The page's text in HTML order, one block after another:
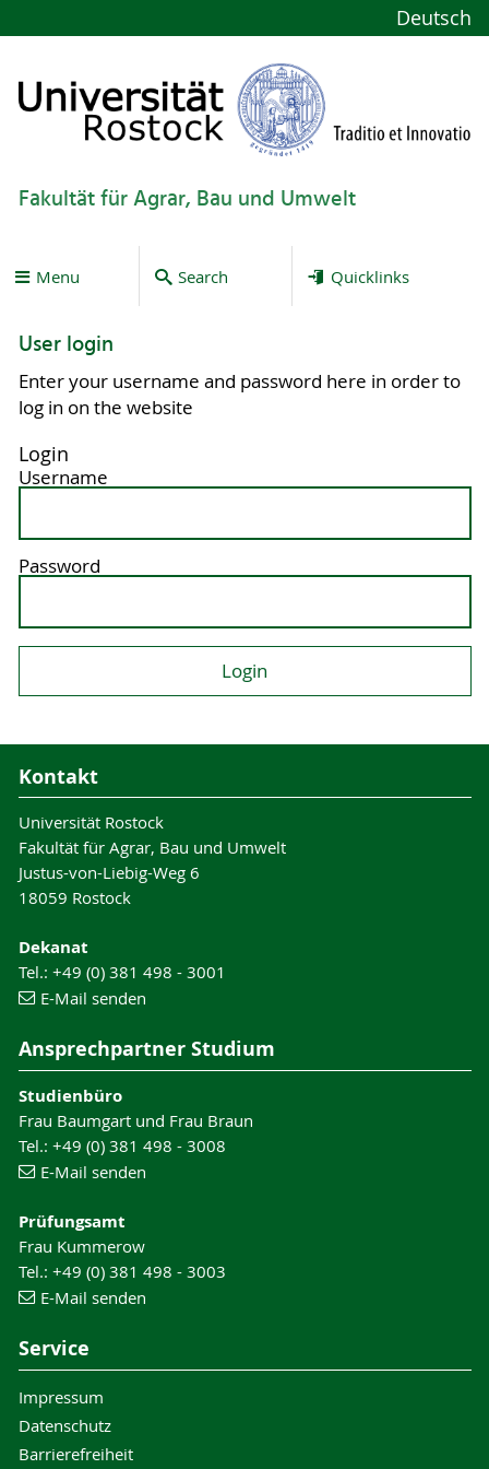
Deutsch
Fakultät für Agrar, Bau und Umwelt
Menu Search Quicklinks
User login
Enter your username and password here in order to
log in on the website
Login
Username
Password
Kontakt
Universität Rostock
Fakultät für Agrar, Bau und Umwelt
Justus-von-Liebig-Weg 6
18059 Rostock
Dekanat
Tel.: +49 (0) 381 498 - 3001
E-Mail senden
Ansprechpartner Studium
Studienbüro
Frau Baumgart und Frau Braun
Tel.: +49 (0) 381 498 - 3008
E-Mail senden
Prüfungsamt
Frau Kummerow
Tel.: +49 (0) 381 498 - 3003
E-Mail senden
Service
Impressum
Datenschutz
Barrierefreiheit